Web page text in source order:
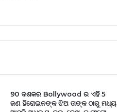
90 ଦଶକର Bollywood ର ଏହି 5
ଜଣ ହିରୋଇନଙ୍କ ଝିଅ ତାଙ୍କ ଠାରୁ ମଧ୍ୟ